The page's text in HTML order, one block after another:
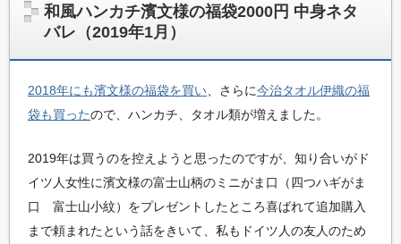
和風ハンカチ濱文様の福袋2000円 中身ネタ
バレ（2019年1月）
2018年にも濱文様の福袋を買い、さらに今治タオル伊織の福
袋も買ったので、ハンカチ、タオル類が増えました。
2019年は買うのを控えようと思ったのですが、知り合いがド
イツ人女性に濱文様の富士山柄のミニがま口（四つハギがま
口 富士山小紋）をプレゼントしたところ喜ばれて追加購入
まで頼まれたという話をきいて、私もドイツ人の友人のため